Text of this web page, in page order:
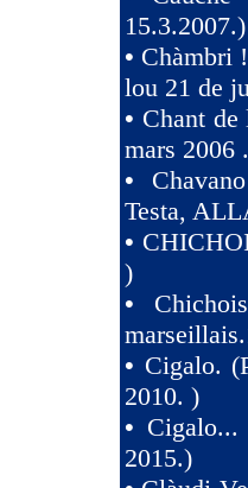
15.3.2007.)
• Chàmbri
lou 21 de
• Chant de
mars 2006
•
Testa,
•
)
•
• Cigalo.
2010. )
•
2015.)